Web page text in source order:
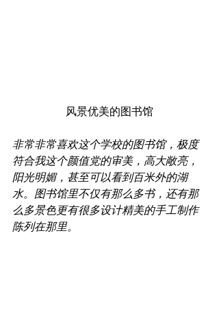
风景优美的图书馆
非常非常喜欢这个学校的图书馆，极度
符合我这个颜值党的审美，高大敞亮，
阳光明媚，甚至可以看到百米外的湖
水。图书馆里不仅有那么多书，还有那
么多景色更有很多设计精美的手工制作
陈列在那里。